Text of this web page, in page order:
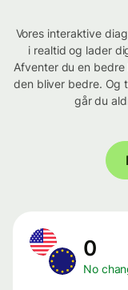
Vores interaktive
i realtid og lader
Afventer du en bedre
den bliver bedre. Og
går du
0
No